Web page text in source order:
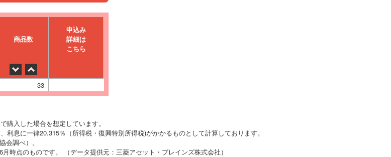
商品数
申込み
詳細は
こちら
33
購入した場合を想定しています。
息に一律20.315％（所得税・復興特別所得税)がかかるものとして計算しております。
調べ）。
時点のものです。 （データ提供元：三菱アセット・ブレインズ株式会社）